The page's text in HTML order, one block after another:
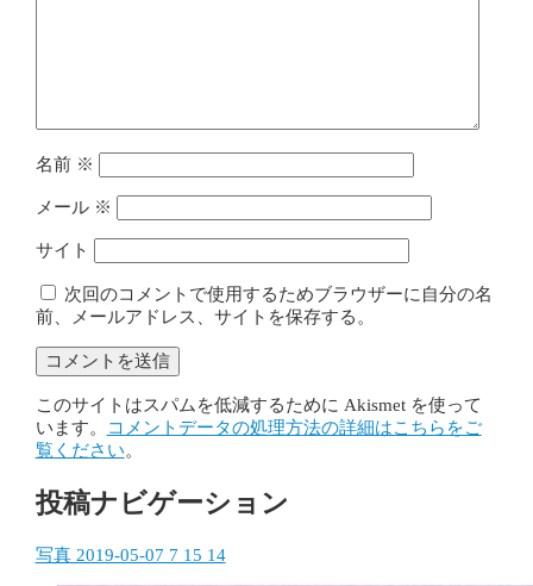
名前 ※
メール ※
サイト
次回のコメントで使用するためブラウザーに自分の名
前、メールアドレス、サイトを保存する。
このサイトはスパムを低減するために Akismet を使って
います。
コメントデータの処理方法の詳細はこちらをご
覧ください。
投稿ナビゲーション
写真 2019-05-07 7 15 14